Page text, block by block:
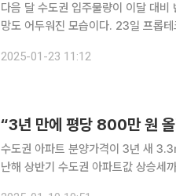
다음 달 수도권 입주물량이 이달 대
망도 어두워진 모습이다. 23일 프롭테크 업체 ‘직방’에 따르면 다음 달 전국 아파트 입주물량은 총
입주물량은 7250가구로 전월(1만
2025-01-23 11:12
“3년 만에 평당 800만 원 올
수도권 아파트 분양가격이 3년 새
난해 상반기 수도권 아파트값 상승세